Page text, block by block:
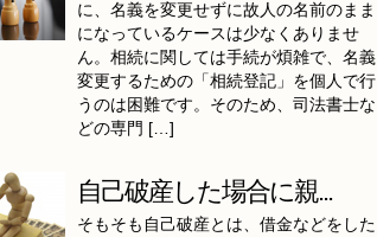
に、名義を変更せずに故人の名前のまま
になっているケースは少なくありませ
ん。相続に関しては手続が煩雑で、名義
変更するための「相続登記」を個人で行
うのは困難です。そのため、司法書士な
どの専門 […]
自己破産した場合に親...
そもそも自己破産とは、借金などをした